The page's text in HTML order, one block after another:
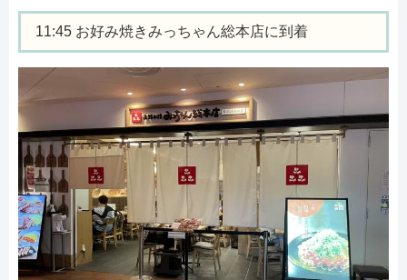
11:45 お好み焼きみっちゃん総本店に到着